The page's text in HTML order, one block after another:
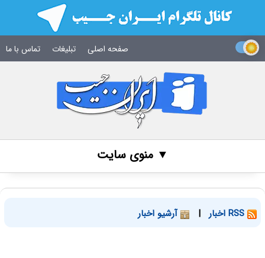
صفحه اصلی تبلیغات تماس با ما
▼ منوی سایت
| آرشیو اخبار